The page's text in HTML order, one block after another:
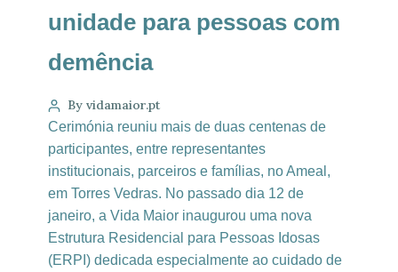
unidade para pessoas com
demência
By vidamaior.pt
Cerimónia reuniu mais de duas centenas de
participantes, entre representantes
institucionais, parceiros e famílias, no Ameal,
em Torres Vedras. No passado dia 12 de
janeiro, a Vida Maior inaugurou uma nova
Estrutura Residencial para Pessoas Idosas
(ERPI) dedicada especialmente ao cuidado de